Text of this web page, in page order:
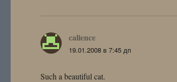
calience
19.01.2008 в 7:45 дп
Such a beautiful cat.